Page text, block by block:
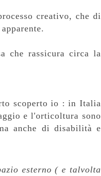
creativo, che di
che rassicura circa la
scoperto io : in Italia
e l'orticoltura sono
anche di disabilità e
esterno ( e talvolta